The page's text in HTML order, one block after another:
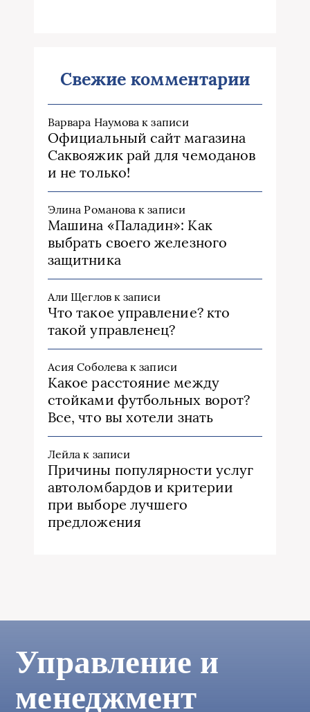
Свежие комментарии
Варвара Наумова к записи
Официальный сайт магазина
Саквояжик рай для чемоданов
и не только!
Элина Романова к записи
Машина «Паладин»: Как
выбрать своего железного
защитника
Али Щегловк записи
Что такое управление? кто
такой управленец?
Асия Соболева к записи
Какое расстояние между
стойками футбольных ворот?
Все, что вы хотели знать
Лейла к записи
Причины популярности услуг
автоломбардов и критерии
при выборе лучшего
предложения
Управление и
менеджмент